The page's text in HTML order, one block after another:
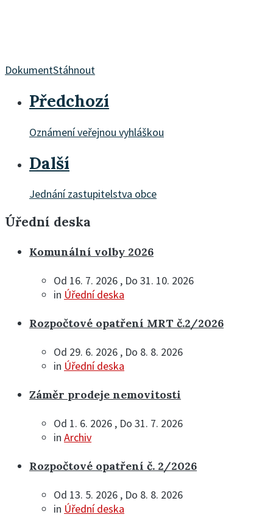
DokumentStáhnout
Předchozí
Oznámení veřejnou vyhláškou
Další
Jednání zastupitelstva obce
Úřední deska
Komunální volby 2026
Od 16. 7. 2026 , Do 31. 10. 2026
in Úřední deska
Rozpočtové opatření MRT č.2/2026
Od 29. 6. 2026 , Do 8. 8. 2026
in Úřední deska
Záměr prodeje nemovitosti
Od 1. 6. 2026 , Do 31. 7. 2026
in Archiv
Rozpočtové opatření č. 2/2026
Od 13. 5. 2026 , Do 8. 8. 2026
in Úřední deska